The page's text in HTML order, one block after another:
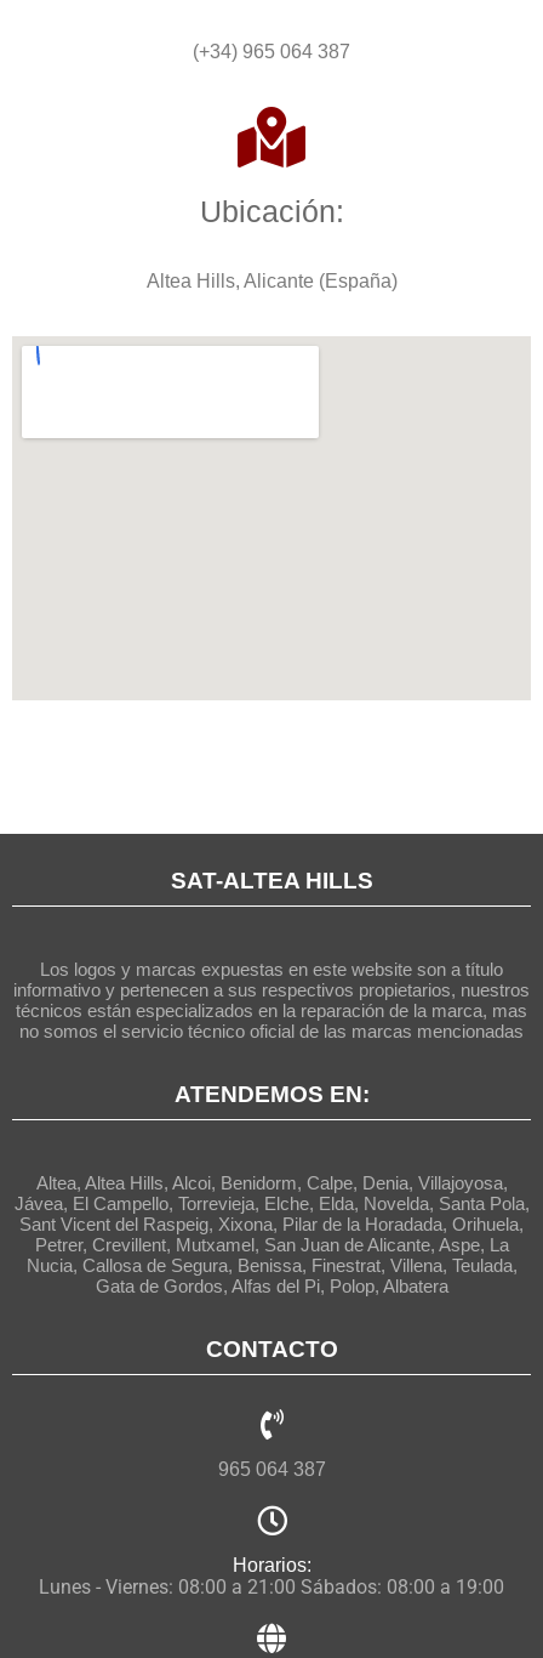
(+34) 965 064 387
Ubicación:
Altea Hills, Alicante (España)
SAT-ALTEA HILLS
Los logos y marcas expuestas en este website son a título
informativo y pertenecen a sus respectivos propietarios, nuestros
técnicos están especializados en la reparación de la marca, mas
no somos el servicio técnico oficial de las marcas mencionadas
ATENDEMOS EN:
Altea, Altea Hills, Alcoi, Benidorm, Calpe, Denia, Villajoyosa,
Jávea, El Campello, Torrevieja, Elche, Elda, Novelda, Santa Pola,
Sant Vicent del Raspeig, Xixona, Pilar de la Horadada, Orihuela,
Petrer, Crevillent, Mutxamel, San Juan de Alicante, Aspe, La
Nucia, Callosa de Segura, Benissa, Finestrat, Villena, Teulada,
Gata de Gordos, Alfas del Pi, Polop, Albatera
CONTACTO
965 064 387
Horarios:
Lunes - Viernes: 08:00 a 21:00 Sábados: 08:00 a 19:00